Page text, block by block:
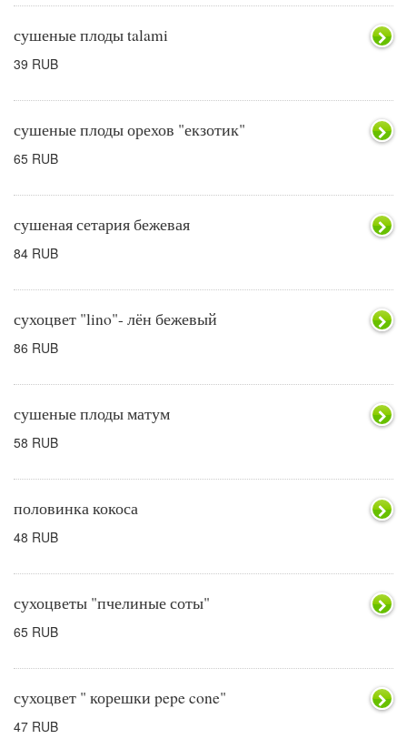
сушеные плоды talami
39 RUB
сушеные плоды орехов "екзотик"
65 RUB
сушеная сетария бежевая
84 RUB
сухоцвет "lino"- лён бежевый
86 RUB
сушеные плоды матум
58 RUB
половинка кокоса
48 RUB
сухоцветы "пчелиные соты"
65 RUB
сухоцвет " корешки pepe cone"
47 RUB